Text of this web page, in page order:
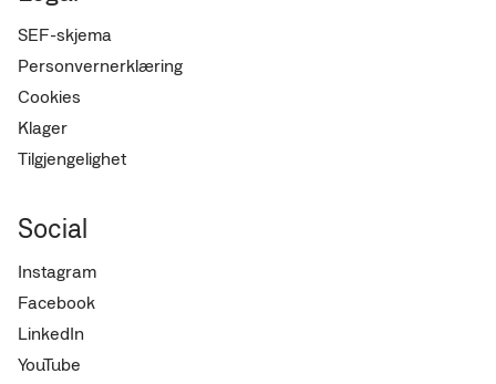
SEF-skjema
Personvernerklæring
Cookies
Klager
Tilgjengelighet
Social
Instagram
Facebook
LinkedIn
YouTube